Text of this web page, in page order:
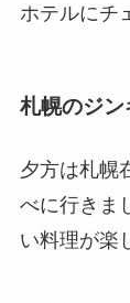
ホテルにチ
札幌のジ
夕方は札幌
べに行きま
い料理が楽